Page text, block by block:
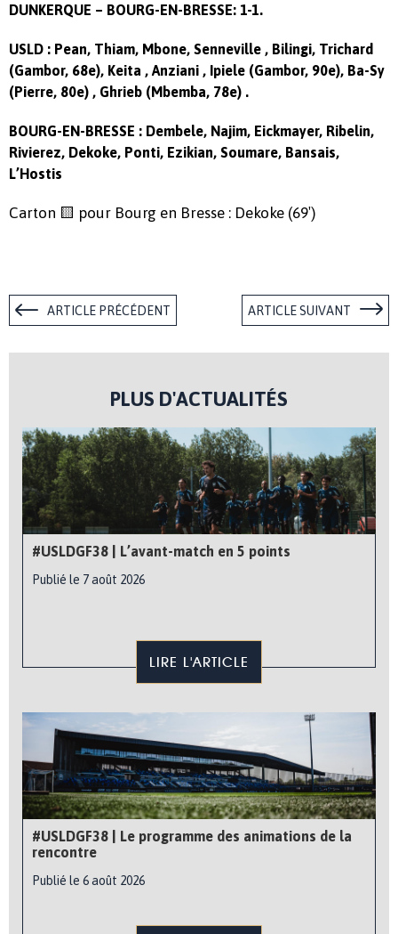
DUNKERQUE – BOURG-EN-BRESSE: 1-1.
USLD : Pean, Thiam, Mbone, Senneville , Bilingi, Trichard
(Gambor, 68e), Keita , Anziani , Ipiele (Gambor, 90e), Ba-Sy
(Pierre, 80e) , Ghrieb (Mbemba, 78e) .
BOURG-EN-BRESSE : Dembele, Najim, Eickmayer, Ribelin,
Rivierez, Dekoke, Ponti, Ezikian, Soumare, Bansais,
L’Hostis
Carton 🟨 pour Bourg en Bresse : Dekoke (69′)
ARTICLE PRÉCÉDENT ARTICLE SUIVANT
PLUS D'ACTUALITÉS
#USLDGF38 | L’avant-match en 5 points
Publié le 7 août 2026
LIRE L'ARTICLE
#USLDGF38 | Le programme des animations de la
rencontre
Publié le 6 août 2026